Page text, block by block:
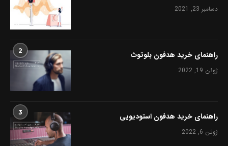
دسامبر 23, 2021
2 راهنمای خرید هدفون بلوتوث
ژوئن 19, 2022
3 راهنمای خرید هدفون استودیویی
ژوئن 6, 2022